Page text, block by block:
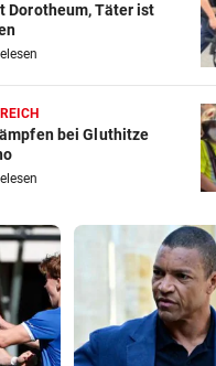
Dorotheum, Täter ist
bei Gluthitze